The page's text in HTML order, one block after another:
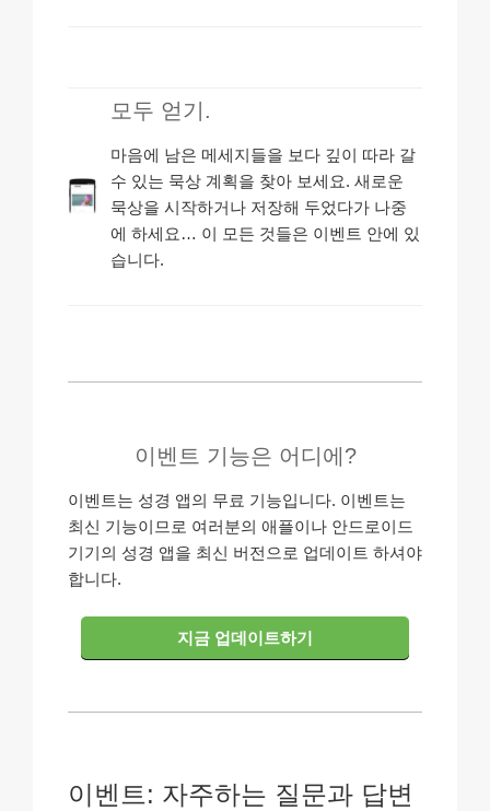
모두 얻기.
마음에 남은 메세지들을 보다 깊이 따라 갈
수 있는 묵상 계획을 찾아 보세요. 새로운
묵상을 시작하거나 저장해 두었다가 나중
에 하세요… 이 모든 것들은 이벤트 안에 있
습니다.
이벤트 기능은 어디에?
이벤트는 성경 앱의 무료 기능입니다. 이벤트는
최신 기능이므로 여러분의 애플이나 안드로이드
기기의 성경 앱을 최신 버전으로 업데이트 하셔야
합니다.
지금 업데이트하기
이벤트: 자주하는 질문과 답변